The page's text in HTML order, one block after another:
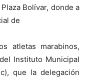
Bolívar, donde a
de
atletas marabinos,
Instituto Municipal
que la delegación